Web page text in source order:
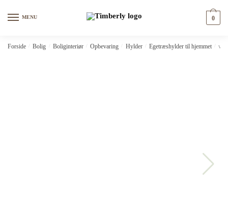
MENU 0
Forside Bolig Boliginteriør Opbevaring Hylder Egetræshylder til hjemmet